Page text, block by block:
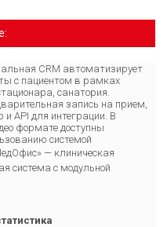
CRM автоматизирует
с пациентом в рамках
санатория.
запись на прием,
и API для интеграции. В
формате доступны
системой
— клиническая
система с модульной